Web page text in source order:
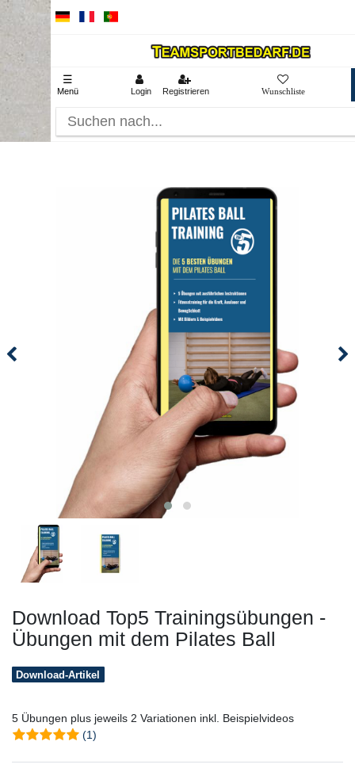
☰
Menü Login Registrieren
Download Top5 Trainingsübungen -
Übungen mit dem Pilates Ball
Download-Artikel
5 Übungen plus jeweils 2 Variationen inkl. Beispielvideos
(1)